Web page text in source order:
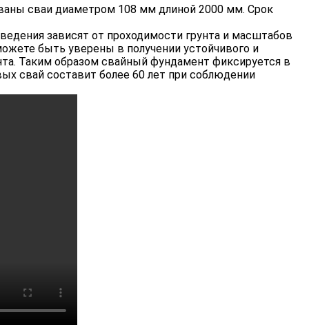
сваи диаметром 108 мм длиной 2000 мм. Срок
зависят от проходимости грунта и масштабов
быть уверены в получении устойчивого и
Таким образом свайный фундамент фиксируется в
свай составит более 60 лет при соблюдении